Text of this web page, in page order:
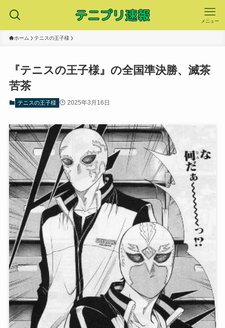
メニュー
ホーム テニスの王子様
『テニスの王子様』の全国準決勝、滅茶
苦茶
テニスの王子様 2025年3月16日